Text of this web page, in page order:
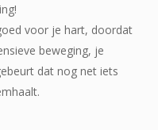
voor je hart, doordat
beweging, je
dat nog net iets